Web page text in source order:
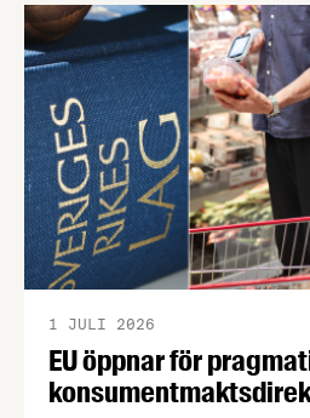
en motståndskraftig
båda syftar till att bana väg
stärker Sveriges
EU öppnar för
1 JULI 2026